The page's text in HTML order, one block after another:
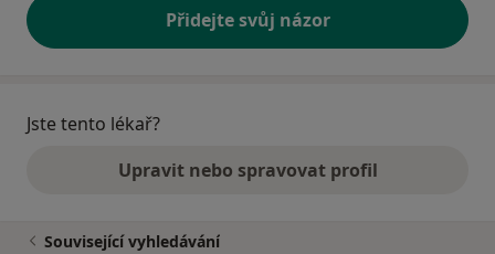
Přidejte svůj názor
Jste tento lékař?
Upravit nebo spravovat profil
Související vyhledávání